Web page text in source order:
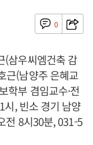
0
삼우씨엠건축 감
근(남양주 은혜교
학부 겸임교수·전
시, 빈소 경기 남양
전 8시30분, 031-5